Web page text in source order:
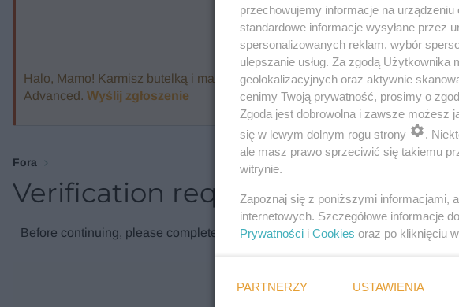
Halo, Mamo! Karmisz butelką i marzysz o ekspresie, który przygotuje mleko
Advanced. Wyślij zgłoszenie
Fora
Verification required
Before continuing, please complete the verification check.
Weryfikacja
Wymagane
przechowujemy informacje na
standardowe informacje wysyłane przez
spersonalizowanych reklam, wybór
ulepszanie usług. Za zgodą
geolokalizacyjnych oraz aktywnie
cenimy Twoją prywatność, prosimy o
Zgoda jest dobrowolna i zawsze możesz
się w lewym dolnym rogu strony
.
ale masz prawo sprzeciwić się takiemu
witrynie.
Zapoznaj się z poniższymi informacjami,
internetowych. Szczegółowe informacje
Prywatności i Cookies oraz po kliknięciu
PARTNERZY USTAWIENIA